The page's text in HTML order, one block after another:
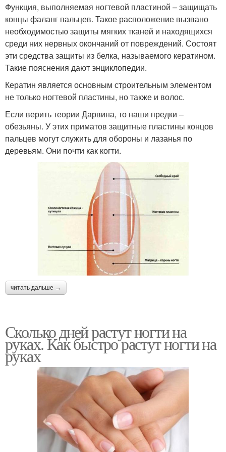
Функция, выполняемая ногтевой пластиной – защищать
концы фаланг пальцев. Такое расположение вызвано
необходимостью защиты мягких тканей и находящихся
среди них нервных окончаний от повреждений. Состоят
эти средства защиты из белка, называемого кератином.
Такие пояснения дают энциклопедии.
Кератин является основным строительным элементом
не только ногтевой пластины, но также и волос.
Если верить теории Дарвина, то наши предки –
обезьяны. У этих приматов защитные пластины концов
пальцев могут служить для обороны и лазанья по
деревьям. Они почти как когти.
читать дальше →
Сколько дней растут ногти на
руках. Как быстро растут ногти на
руках